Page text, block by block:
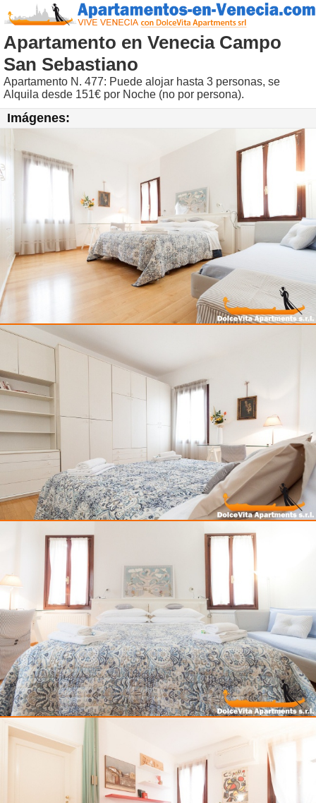
Apartamento en Venecia Campo
San Sebastiano
Apartamento N. 477: Puede alojar hasta 3 personas, se
Alquila desde 151€ por Noche (no por persona).
Imágenes: